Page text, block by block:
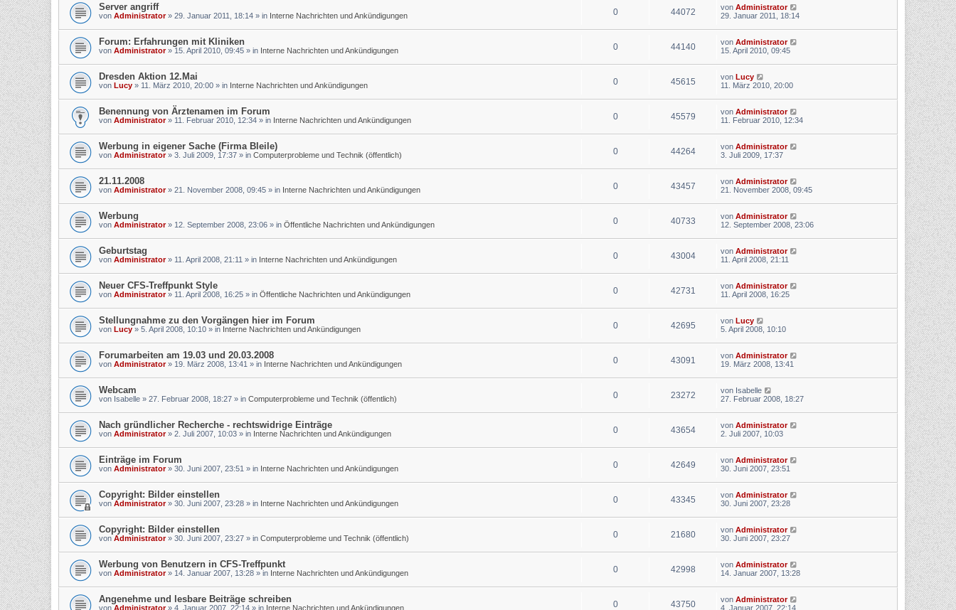
Server angriff
von Administrator» 29. Januar 2011, 18:14 » in Interne Nachrichten und Ankündigungen 0 44072 von Administrator
29. Januar 2011, 18:14
Forum: Erfahrungen mit Kliniken
von Administrator» 15. April 2010, 09:45 » in Interne Nachrichten und Ankündigungen 0 44140 von Administrator
15. April 2010, 09:45
Dresden Aktion 12.Mai
von Lucy » 11. März 2010, 20:00 » in Interne Nachrichten und Ankündigungen 0 45615 von Lucy
11. März 2010, 20:00
Benennung von Ärztenamen im Forum
von Administrator» 11. Februar 2010, 12:34 » in Interne Nachrichten und Ankündigungen 0 45579 von Administrator
11. Februar 2010, 12:34
Werbung in eigener Sache (Firma Bleile)
von Administrator» 3. Juli 2009, 17:37 » in Computerprobleme und Technik (öffentlich) 0 44264 von Administrator
3. Juli 2009, 17:37
21.11.2008
von Administrator» 21. November 2008, 09:45 » in Interne Nachrichten und Ankündigungen 0 43457 von Administrator
21. November 2008, 09:45
Werbung
von Administrator» 12. September 2008, 23:06 » in Öffentliche Nachrichten und Ankündigungen 0 40733 von Administrator
12. September 2008, 23:06
Geburtstag
von Administrator» 11. April 2008, 21:11 » in Interne Nachrichten und Ankündigungen 0 43004 von Administrator
11. April 2008, 21:11
Neuer CFS-Treffpunkt Style
von Administrator» 11. April 2008, 16:25 » in Öffentliche Nachrichten und Ankündigungen 0 42731 von Administrator
11. April 2008, 16:25
Stellungnahme zu den Vorgängen hier im Forum
von Lucy » 5. April 2008, 10:10 » in Interne Nachrichten und Ankündigungen 0 42695 von Lucy
5. April 2008, 10:10
Forumarbeiten am 19.03 und 20.03.2008
von Administrator» 19. März 2008, 13:41 » in Interne Nachrichten und Ankündigungen 0 43091 von Administrator
19. März 2008, 13:41
Webcam
von Isabelle » 27. Februar 2008, 18:27 » in Computerprobleme und Technik (öffentlich) 0 23272 von Isabelle
27. Februar 2008, 18:27
Nach gründlicher Recherche - rechtswidrige Einträge
von Administrator» 2. Juli 2007, 10:03 » in Interne Nachrichten und Ankündigungen 0 43654 von Administrator
2. Juli 2007, 10:03
Einträge im Forum
von Administrator» 30. Juni 2007, 23:51 » in Interne Nachrichten und Ankündigungen 0 42649 von Administrator
30. Juni 2007, 23:51
Copyright: Bilder einstellen
von Administrator» 30. Juni 2007, 23:28 » in Interne Nachrichten und Ankündigungen 0 43345 von Administrator
30. Juni 2007, 23:28
Copyright: Bilder einstellen
von Administrator» 30. Juni 2007, 23:27 » in Computerprobleme und Technik (öffentlich) 0 21680 von Administrator
30. Juni 2007, 23:27
Werbung von Benutzern in CFS-Treffpunkt
von Administrator» 14. Januar 2007, 13:28 » in Interne Nachrichten und Ankündigungen 0 42998 von Administrator
14. Januar 2007, 13:28
Angenehme und lesbare Beiträge schreiben
von Administrator» 4. Januar 2007, 22:14 » in Interne Nachrichten und Ankündigungen 0 43750 von Administrator
4. Januar 2007, 22:14